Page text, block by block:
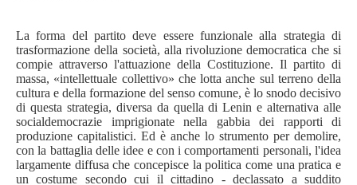
La forma del partito deve essere funzionale alla strategia di
trasformazione della società, alla rivoluzione democratica che si
compie attraverso l'attuazione della Costituzione. Il partito di
massa, «intellettuale collettivo» che lotta anche sul terreno della
cultura e della formazione del senso comune, è lo snodo decisivo
di questa strategia, diversa da quella di Lenin e alternativa alle
socialdemocrazie imprigionate nella gabbia dei rapporti di
produzione capitalistici. Ed è anche lo strumento per demolire,
con la battaglia delle idee e con i comportamenti personali, l'idea
largamente diffusa che concepisce la politica come una pratica e
un costume secondo cui il cittadino - declassato a suddito